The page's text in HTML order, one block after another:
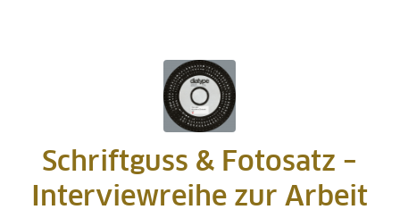
Schriftguss & Fotosatz –
Interviewreihe zur Arbeit